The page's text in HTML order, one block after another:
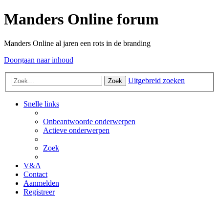
Manders Online forum
Manders Online al jaren een rots in de branding
Doorgaan naar inhoud
Zoek Uitgebreid zoeken
Snelle links
Onbeantwoorde onderwerpen
Actieve onderwerpen
Zoek
V&A
Contact
Aanmelden
Registreer